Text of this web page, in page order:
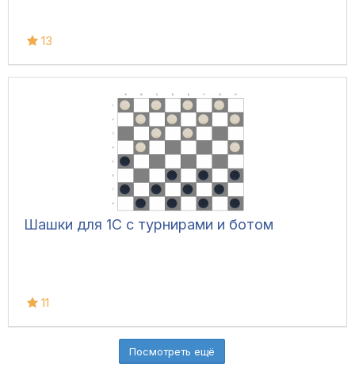
13
Шашки для 1С с турнирами и ботом
11
Посмотреть ещё